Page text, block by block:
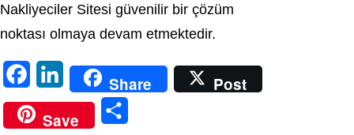
Nakliyeciler Sitesi güvenilir bir çözüm
noktası olmaya devam etmektedir.
a
c
i
n
Share
Post
Save